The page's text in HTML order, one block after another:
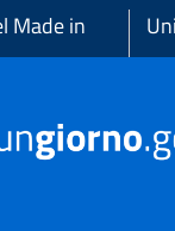
Made in